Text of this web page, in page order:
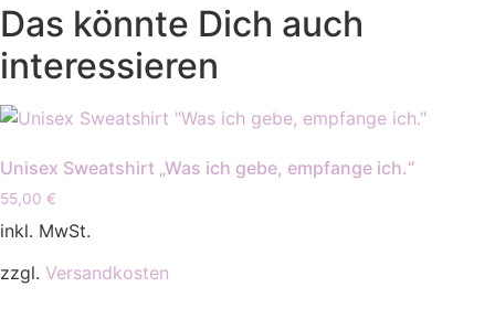
Das könnte Dich auch
interessieren
Unisex Sweatshirt „Was ich gebe, empfange ich.“
55,00 €
inkl. MwSt.
zzgl. Versandkosten